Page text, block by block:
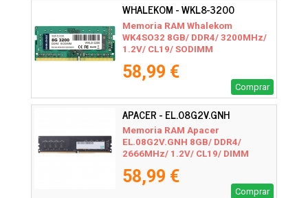
WHALEKOM - WKL8-3200
Memoria RAM Whalekom
WK4SO32 8GB/ DDR4/ 3200MHz/
1.2V/ CL19/ SODIMM
58,99 €
Comprar
APACER - EL.08G2V.GNH
Memoria RAM Apacer
EL.08G2V.GNH 8GB/ DDR4/
2666MHz/ 1.2V/ CL19/ DIMM
58,99 €
Comprar